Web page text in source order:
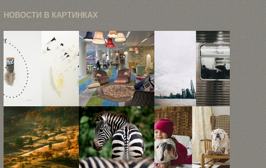
НОВОСТИ В КАРТИНКАХ
«Пуховые
чудеса»
Криса
Мейнарда
5
невероятных
офисов
Google
Небольшая
прогулка по
улицам Нью-
Йорка